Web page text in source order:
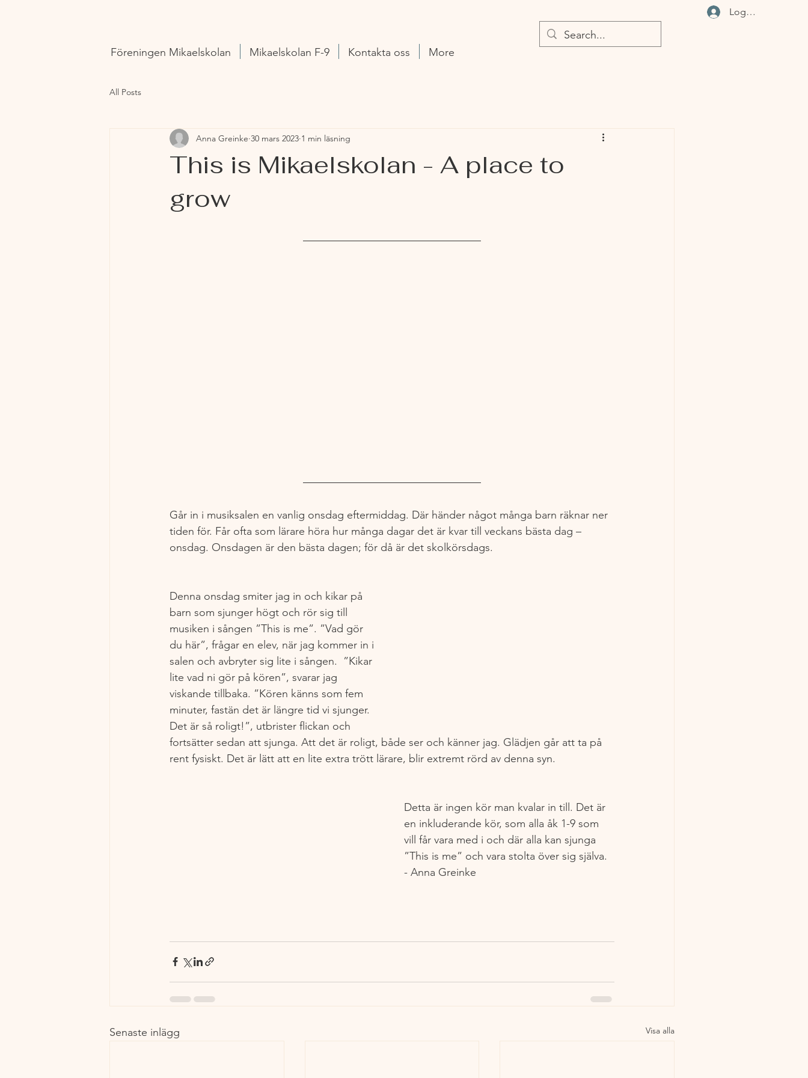
Logga in
Föreningen Mikaelskolan Mikaelskolan F-9 Kontakta oss More
All Posts
This is Mikaelskolan - A place to
grow
Anna Greinke 30 mars 2023 1 min läsning
Går in i musiksalen en vanlig onsdag eftermiddag. Där händer något många barn räknar ner
tiden för. Får ofta som lärare höra hur många dagar det är kvar till veckans bästa dag –
onsdag. Onsdagen är den bästa dagen; för då är det skolkörsdags.
Denna onsdag smiter jag in och kikar på
barn som sjunger högt och rör sig till
musiken i sången ”This is me”. ”Vad gör
du här”, frågar en elev, när jag kommer in i
salen och avbryter sig lite i sången.  ”Kikar
lite vad ni gör på kören”, svarar jag
viskande tillbaka. ”Kören känns som fem
minuter, fastän det är längre tid vi sjunger.
Det är så roligt!”, utbrister flickan och
fortsätter sedan att sjunga. Att det är roligt, både ser och känner jag. Glädjen går att ta på
rent fysiskt. Det är lätt att en lite extra trött lärare, blir extremt rörd av denna syn.
Detta är ingen kör man kvalar in till. Det är
en inkluderande kör, som alla åk 1-9 som
vill får vara med i och där alla kan sjunga
”This is me” och vara stolta över sig själva.
- Anna Greinke
Senaste inlägg Visa alla